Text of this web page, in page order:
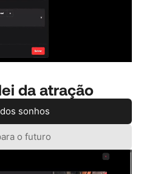
da atração
sonhos
o futuro